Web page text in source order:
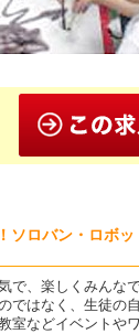
ソロバン・ロボ
で、楽しくみんな
ではなく、生徒の
室などイベントや